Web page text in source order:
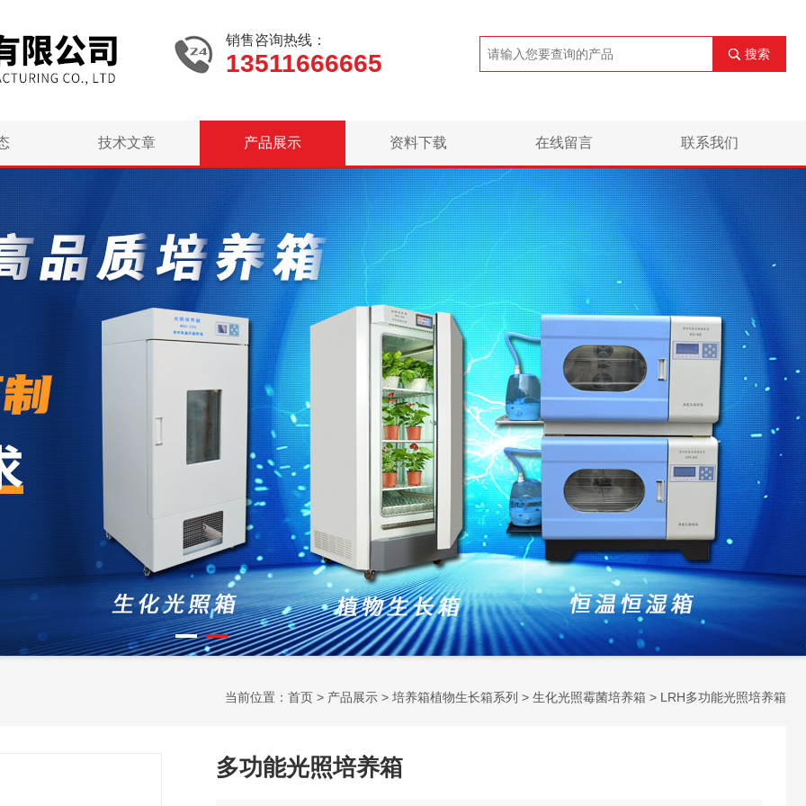
销售咨询热线：
13511666665 搜索
技术文章 产品展示 资料下载 在线留言 联系我们
当前位置： 首页 > 产品展示 > 培养箱植物生长箱系列 > 生化光照霉菌培养箱 > LRH多功能光照培养箱
多功能光照培养箱